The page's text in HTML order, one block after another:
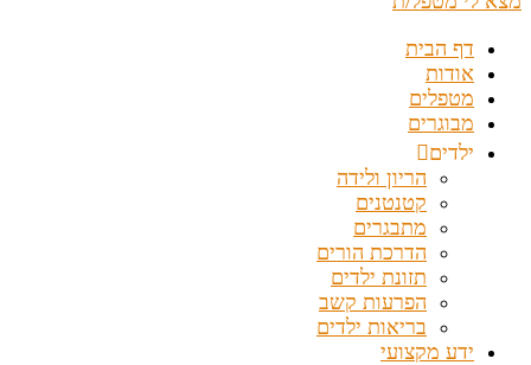
דף הבית
אודות
מטפלים
מבוגרים
ילדים
הריון ולידה
קטנטנים
מתבגרים
הדרכת הורים
תזונת ילדים
הפרעות קשב
בריאות ילדים
ידע מקצועי